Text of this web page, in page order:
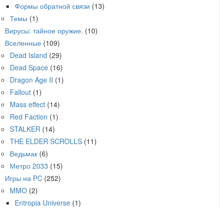
Формы обратной связи (13)
Темы (1)
Вирусы: тайное оружие. (10)
Вселенные (109)
Dead Island (29)
Dead Space (16)
Dragon Age II (1)
Fallout (1)
Mass effect (14)
Red Faction (1)
STALKER (14)
THE ELDER SCROLLS (11)
Ведьмак (6)
Метро 2033 (15)
Игры на PC (252)
MMO (2)
Entropia Universe (1)